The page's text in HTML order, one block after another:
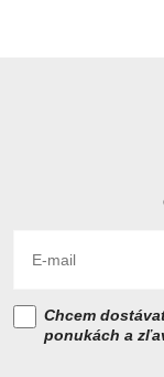
Chcem
ponukách a